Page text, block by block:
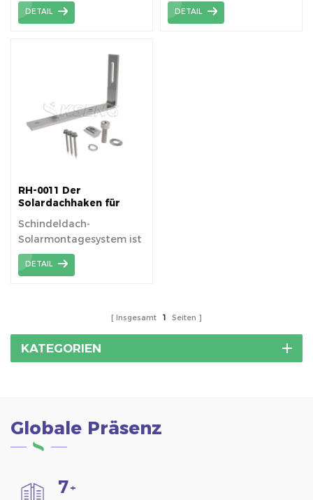
verringern die
DETAIL
und hat eine hohe
DETAIL
RH-0011 Der
Solardachhaken für
Montagesysteme
Schindeldach-
Solarmontagesystem ist
ein seitlich montiertes
Montagesystem,
DETAIL
Insgesamt 1 Seiten
KATEGORIEN
Globale Präsenz
7+